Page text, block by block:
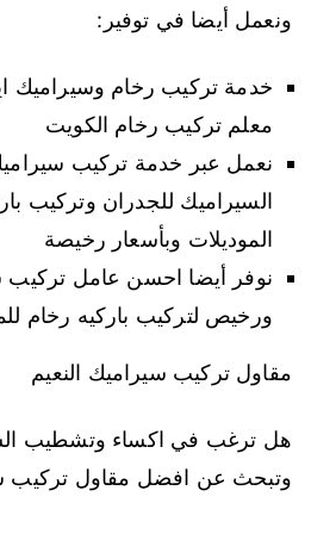
ونعمل أيضا في توفير:
خدمة تركيب رخام وسيراميك
معلم تركيب رخام الكويت
نعمل عبر خدمة تركيب
السيراميك للجدران وتركيب
الموديلات وبأسعار رخيصة
نوفر أيضا احسن عامل تركيب
ورخيص لتركيب باركيه رخام
مقاول تركيب سيراميك النعيم
هل ترغب في اكساء وتشطيب
وتبحث عن افضل مقاول تركيب